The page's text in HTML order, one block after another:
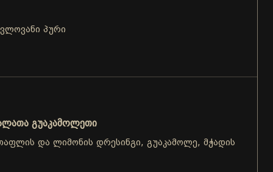
პური
გუაკამოლეთი
და ლიმონის დრესინგი, გუაკამოლე, მჭადის